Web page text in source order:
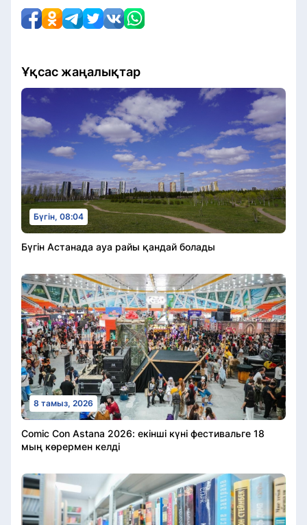
Ұқсас жаңалықтар
Бүгін, 08:04
Бүгін Астанада ауа райы қандай болады
8 тамыз, 2026
Comic Con Astana 2026: екінші күні фестивальге 18
мың көрермен келді